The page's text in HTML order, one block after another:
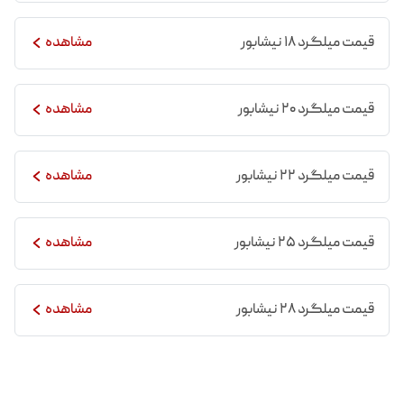
می ‌شود. مقاومت کششی و مقاومت تسلیم بالا از دیگر
مشخصات بارز میلگرد 16 نیشابور است که آن را برای کاربرد
در المان ‌های اصلی سازه ‌ای مانند ستون‌ ها، تیرها و
فونداسیون‌ ها ایده ‌آل می ‌سازد.
قیمت میلگرد ۱۸ نیشابور مشاهده
قیمت میلگرد ۲۰ نیشابور مشاهده
قیمت میلگرد ۲۲ نیشابور مشاهده
قیمت میلگرد ۲۵ نیشابور مشاهده
قیمت میلگرد ۲۸ نیشابور مشاهده